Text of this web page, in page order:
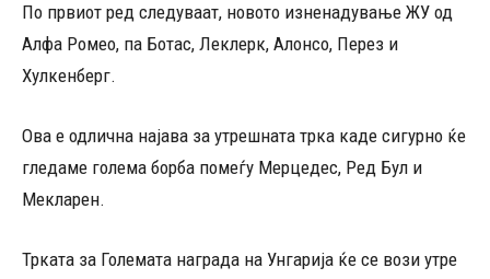
По првиот ред следуваат, новото изненадување ЖУ од
Алфа Ромео, па Ботас, Леклерк, Алонсо, Перез и
Хулкенберг.
Ова е одлична најава за утрешната трка каде сигурно ќе
гледаме голема борба помеѓу Мерцедес, Ред Бул и
Мекларен.
Трката за Големата награда на Унгарија ќе се вози утре